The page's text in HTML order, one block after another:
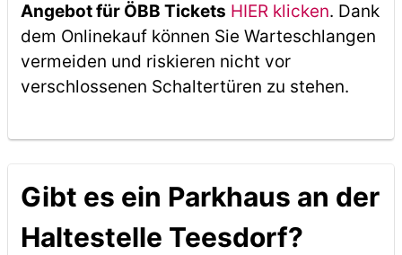
Angebot für ÖBB Tickets HIER klicken. Dank
dem Onlinekauf können Sie Warteschlangen
vermeiden und riskieren nicht vor
verschlossenen Schaltertüren zu stehen.
Gibt es ein Parkhaus an der
Haltestelle Teesdorf?